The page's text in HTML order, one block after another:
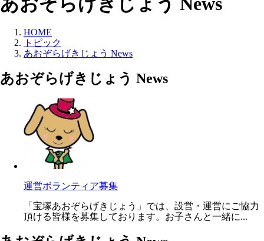
HOME
トピック
あおぞらげきじょう News
あおぞらげきじょう News
運営ボランティア募集
「宝塚あおぞらげきじょう」では、設営・運営にご協力
頂ける皆様を募集しております。お子さんと一緒に...